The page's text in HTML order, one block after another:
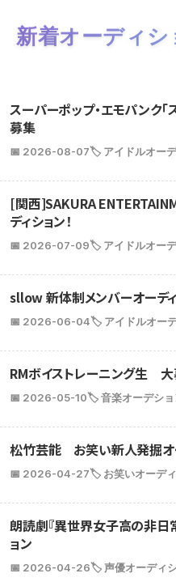
新着オーディシ
スーパーポップ・エモパンク
募集
📅 2026-08-07🏷️ アイドルオー
[関西]SAKURA
ディション！
📅 2026-07-09🏷️ アイドルオー
sllow 新体制メンバーオーデ
📅 2026-06-04🏷️ アイドルオー
RMボイストレーニング生
📅 2026-05-10🏷️ 音楽オーデショ
松竹芸能 お笑い新人発掘オ
📅 2026-04-27🏷️ お笑いオーデ
朗読劇『異世界女子高の非日
ョン
📅 2026-04-26🏷️ 声優オーディ